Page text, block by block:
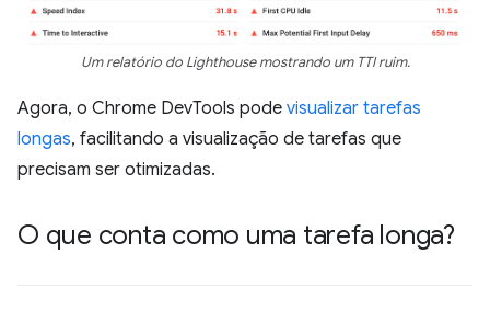
Um relatório do Lighthouse mostrando um TTI ruim.
Agora, o Chrome DevTools pode visualizar tarefas
longas, facilitando a visualização de tarefas que
precisam ser otimizadas.
O que conta como uma tarefa longa?